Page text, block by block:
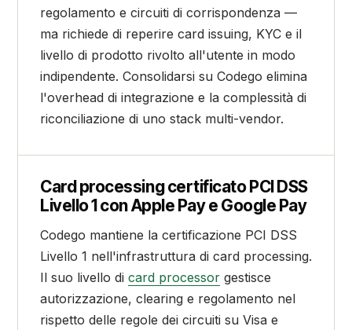
regolamento e circuiti di corrispondenza —
ma richiede di reperire card issuing, KYC e il
livello di prodotto rivolto all'utente in modo
indipendente. Consolidarsi su Codego elimina
l'overhead di integrazione e la complessità di
riconciliazione di uno stack multi-vendor.
Card processing certificato PCI DSS
Livello 1 con Apple Pay e Google Pay
Codego mantiene la certificazione PCI DSS
Livello 1 nell'infrastruttura di card processing.
Il suo livello di card processor gestisce
autorizzazione, clearing e regolamento nel
rispetto delle regole dei circuiti su Visa e